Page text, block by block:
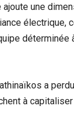
une
électrique,
déterminée
a
à